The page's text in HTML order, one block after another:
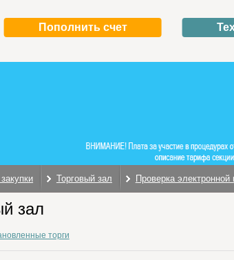
Пополнить счет
Торговый зал Проверка электронной
зал
торги